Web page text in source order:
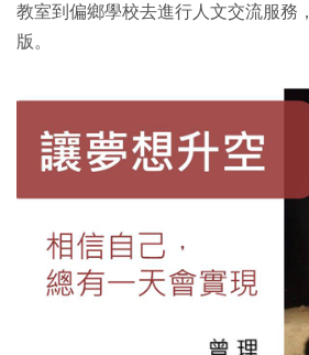
教室到偏鄉學校去進行人文交流服務
版。